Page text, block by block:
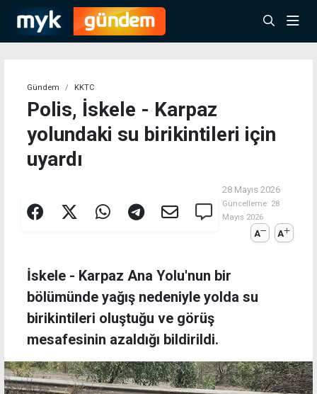
Gündem KKTC
Polis, İskele - Karpaz
yolundaki su birikintileri için
uyardı
28 Mayıs 2026
Güncelleme: 28
Mayıs 2026
A A
İskele - Karpaz Ana Yolu'nun bir
bölümünde yağış nedeniyle yolda su
birikintileri oluştuğu ve görüş
mesafesinin azaldığı bildirildi.